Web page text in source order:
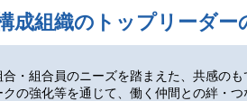
成組織のトップリーダー
・組合員のニーズを踏まえた、共感の
の強化等を通じて、働く仲間との絆・